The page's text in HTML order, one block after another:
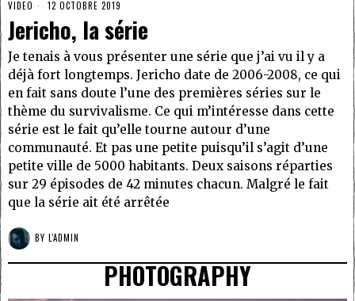
VIDEO 12 OCTOBRE 2019
Jericho, la série
Je tenais à vous présenter une série que j’ai vu il y a
déjà fort longtemps. Jericho date de 2006-2008, ce qui
en fait sans doute l’une des premières séries sur le
thème du survivalisme. Ce qui m’intéresse dans cette
série est le fait qu’elle tourne autour d’une
communauté. Et pas une petite puisqu’il s’agit d’une
petite ville de 5000 habitants. Deux saisons réparties
sur 29 épisodes de 42 minutes chacun. Malgré le fait
que la série ait été arrêtée
BY L'ADMIN
PHOTOGRAPHY